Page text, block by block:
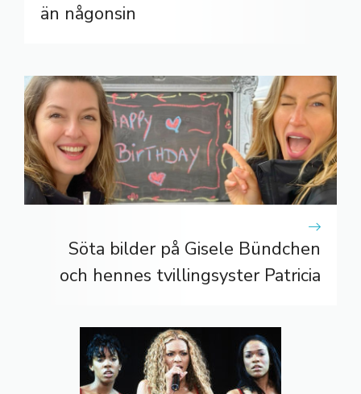
än någonsin
Söta bilder på Gisele Bündchen
och hennes tvillingsyster Patricia